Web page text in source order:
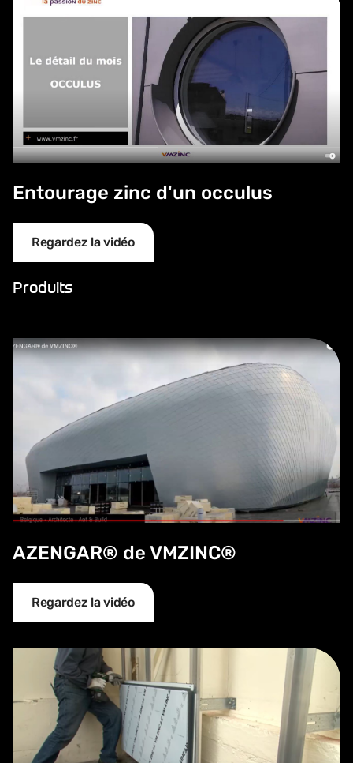
Entourage zinc d'un occulus
Regardez la vidéo
Produits
AZENGAR® de VMZINC®
AZENGAR® de VMZINC®
Regardez la vidéo
MOZAIK®